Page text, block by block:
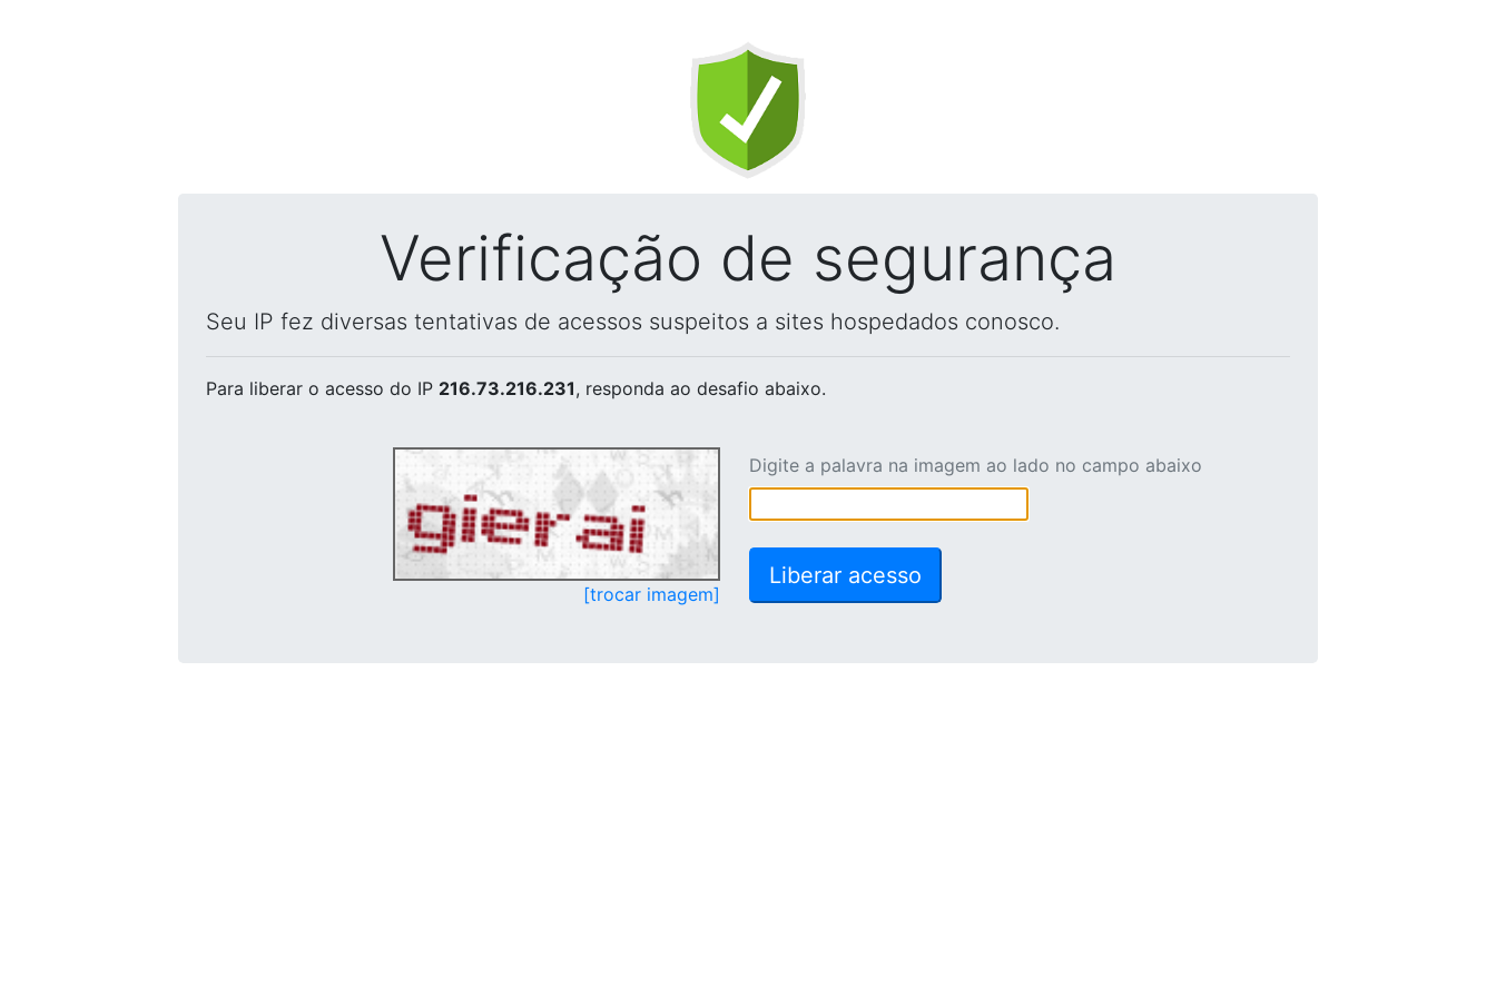
Verificação de segurança
Seu IP fez diversas tentativas de acessos suspeitos a sites hospedados conosco.
Para liberar o acesso do IP 216.73.216.231, responda ao desafio abaixo.
[trocar imagem]
Digite a palavra na imagem ao lado no campo abaixo